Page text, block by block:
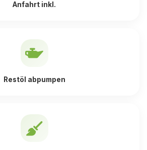
Anfahrt inkl.
Restöl abpumpen